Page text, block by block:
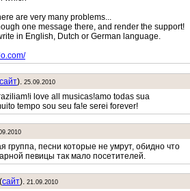
are very many problems...
one message there, and render the support!
in English, Dutch or German language.
cайт). 25.09.2010
love all musicas!amo todas sua
tempo sou seu fa!e serei forever!
группа, песни которые не умрут, обидно что
певицы так мало посетителей.
(cайт). 21.09.2010